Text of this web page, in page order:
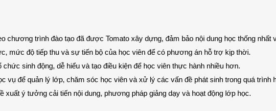
chương trình đào tạo đã được Tomato xây dựng, đảm bảo nội dung học thống nhất
mức độ tiếp thu và sự tiến bộ của học viên để có phương án hỗ trợ kịp thời.
sinh động, dễ hiểu và tạo điều kiện để học viên thực hành nhiều hơn.
vụ để quản lý lớp, chăm sóc học viên và xử lý các vấn đề phát sinh trong quá trình
xuất ý tưởng cải tiến nội dung, phương pháp giảng dạy và hoạt động lớp học.